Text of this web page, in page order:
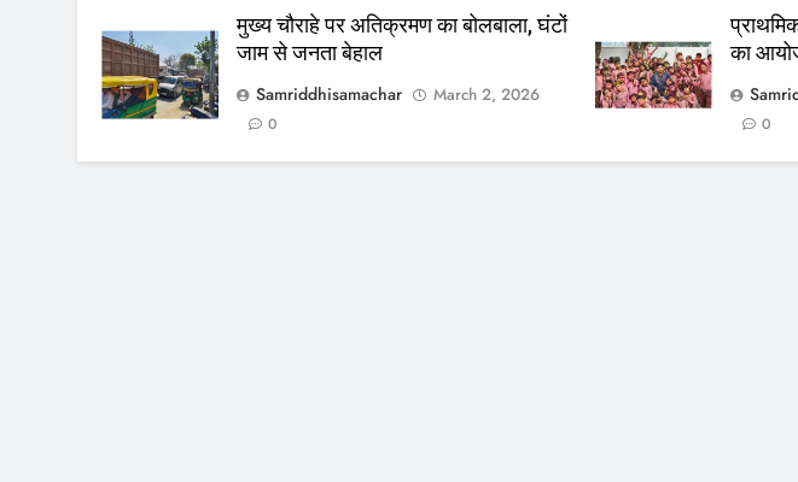
मुख्य चौराहे पर अतिक्रमण का बोलबाला, घंटों
जाम से जनता बेहाल
Samriddhisamachar
March 2, 2026
0
का
0